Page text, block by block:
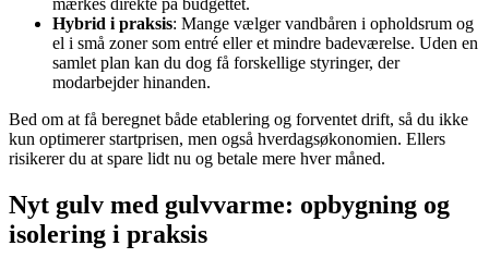
mærkes direkte på budgettet.
Hybrid i praksis: Mange vælger vandbåren i opholdsrum og
el i små zoner som entré eller et mindre badeværelse. Uden en
samlet plan kan du dog få forskellige styringer, der
modarbejder hinanden.
Bed om at få beregnet både etablering og forventet drift, så du ikke
kun optimerer startprisen, men også hverdagsøkonomien. Ellers
risikerer du at spare lidt nu og betale mere hver måned.
Nyt gulv med gulvvarme: opbygning og
isolering i praksis